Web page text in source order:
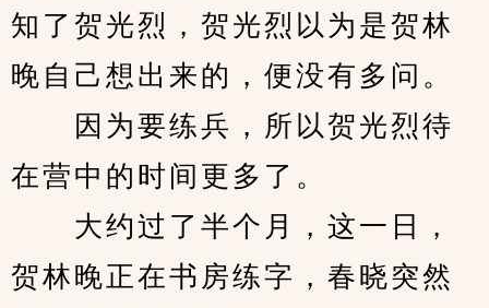
知了贺光烈，贺光烈以为是贺林
晚自己想出来的，便没有多问。
因为要练兵，所以贺光烈待
在营中的时间更多了。
大约过了半个月，这一日，
贺林晚正在书房练字，春晓突然